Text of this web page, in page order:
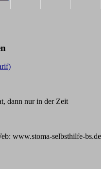
dann nur in der Zeit
www.stoma-selbsthilfe-bs.de